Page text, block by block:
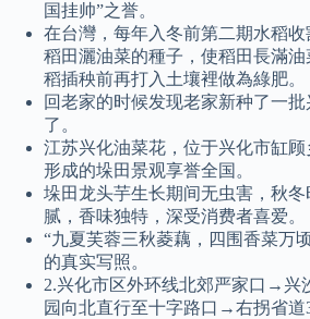
国挂帅”之誉。
在台灣，每年入冬前第二期水稻
稻田灑油菜的種子，使稻田長滿
稻插秧前再打入土壤裡做為綠肥。
回老家的时候发现老家新种了一
了。
江苏兴化油菜花，位于兴化市缸
形成的垛田景观享誉全国。
垛田龙头芋生长期间无虫害，秋
腻，香味独特，深受消费者喜爱。
“九夏芙蓉三秋菱藕，四围香菜万
的真实写照。
2.兴化市区外环线北郊严家口→兴
园向北直行至十字路口→右拐省